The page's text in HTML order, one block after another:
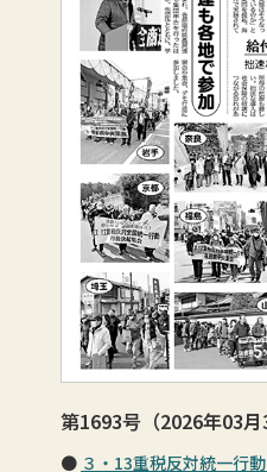
第1693号（2026年03月
３・13重税反対統一行